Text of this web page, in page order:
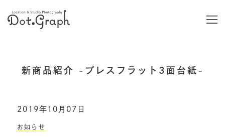
新商品紹介 -プレスフラット3面台紙-
2019年10月07日
お知らせ